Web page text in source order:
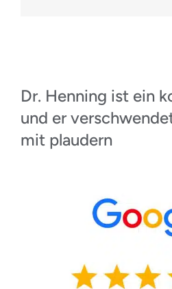
Dr. Henning ist ein
und er
mit plaudern